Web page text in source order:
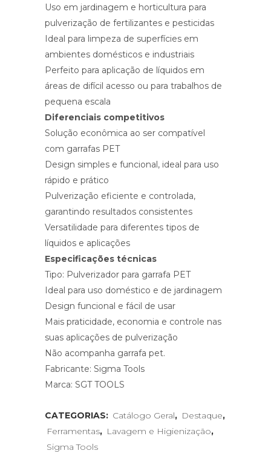
Uso em jardinagem e horticultura para
pulverização de fertilizantes e pesticidas
Ideal para limpeza de superfícies em
ambientes domésticos e industriais
Perfeito para aplicação de líquidos em
áreas de difícil acesso ou para trabalhos de
pequena escala
Diferenciais competitivos
Solução econômica ao ser compatível
com garrafas PET
Design simples e funcional, ideal para uso
rápido e prático
Pulverização eficiente e controlada,
garantindo resultados consistentes
Versatilidade para diferentes tipos de
líquidos e aplicações
Especificações técnicas
Tipo: Pulverizador para garrafa PET
Ideal para uso doméstico e de jardinagem
Design funcional e fácil de usar
Mais praticidade, economia e controle nas
suas aplicações de pulverização
Não acompanha garrafa pet.
Fabricante: Sigma Tools
Marca: SGT TOOLS
CATEGORIAS: Catálogo Geral, Destaque,
Ferramentas, Lavagem e Higienização,
Sigma Tools